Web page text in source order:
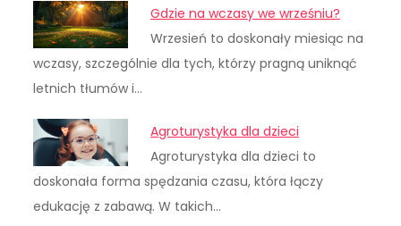
Gdzie na wczasy we wrześniu?
Wrzesień to doskonały miesiąc na
wczasy, szczególnie dla tych, którzy pragną uniknąć
letnich tłumów i…
Agroturystyka dla dzieci
Agroturystyka dla dzieci to
doskonała forma spędzania czasu, która łączy
edukację z zabawą. W takich…